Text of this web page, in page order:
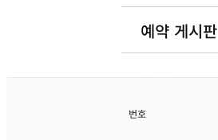
예약 게시판
번호